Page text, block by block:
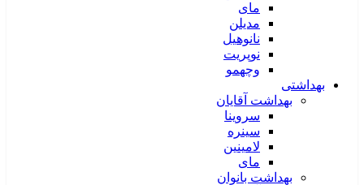
مای
مدیلن
نانوهیل
نوپریت
وچهمو
بهداشتی
بهداشت آقایان
سروینا
سینره
لامینین
مای
بهداشت بانوان